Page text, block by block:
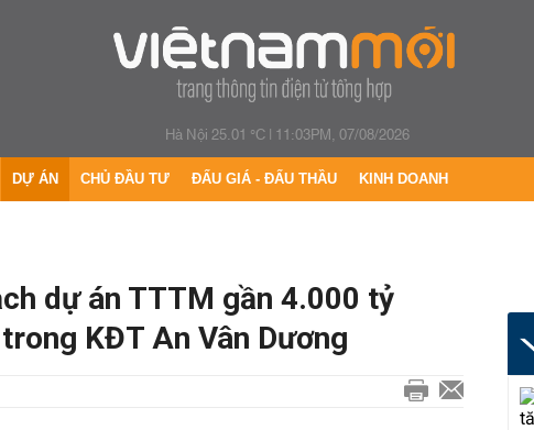
Hà Nội 25.01 °C| 11:03PM, 07/08/2026
DỰ ÁN CHỦ ĐẦU TƯ ĐẤU GIÁ - ĐẤU THẦU KINH DOANH
dự án TTTM gần 4.000 tỷ
KĐT An Vân Dương